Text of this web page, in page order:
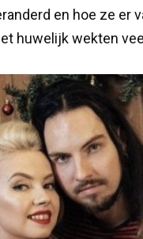
en hoe ze er
huwelijk wekten